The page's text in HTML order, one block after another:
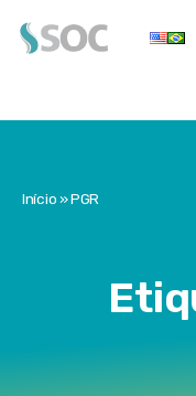
Início»PGR